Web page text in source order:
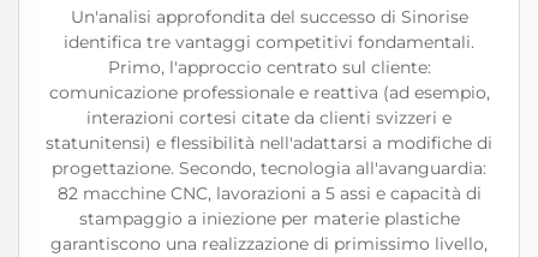
Un'analisi approfondita del successo di Sinorise
identifica tre vantaggi competitivi fondamentali.
Primo, l'approccio centrato sul cliente:
comunicazione professionale e reattiva (ad esempio,
interazioni cortesi citate da clienti svizzeri e
statunitensi) e flessibilità nell'adattarsi a modifiche di
progettazione. Secondo, tecnologia all'avanguardia:
82 macchine CNC, lavorazioni a 5 assi e capacità di
stampaggio a iniezione per materie plastiche
garantiscono una realizzazione di primissimo livello,